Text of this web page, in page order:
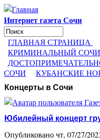
Перейти к основному
Интернет газета Сочи
Форма поиска
Поиск
ГЛАВНАЯ СТРАНИЦА
КРИМИНАЛЬНЫЙ СОЧИ
СОЧИ
КУБАНСКИЕ
Концерты в Сочи
Юбилейный концерт
Опубликовано чт, 07/27/